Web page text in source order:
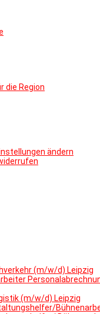
die Region
ändern
(m/w/d) Leipzig
(m/w/d) Leipzig